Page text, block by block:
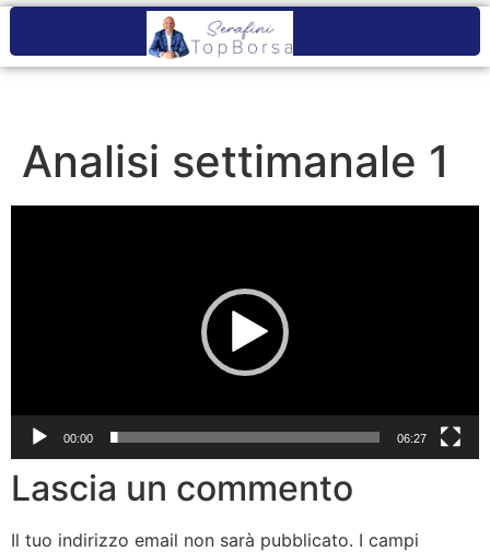
Analisi settimanale 1
00:00 06:27
Lascia un commento
Il tuo indirizzo email non sarà pubblicato. I campi